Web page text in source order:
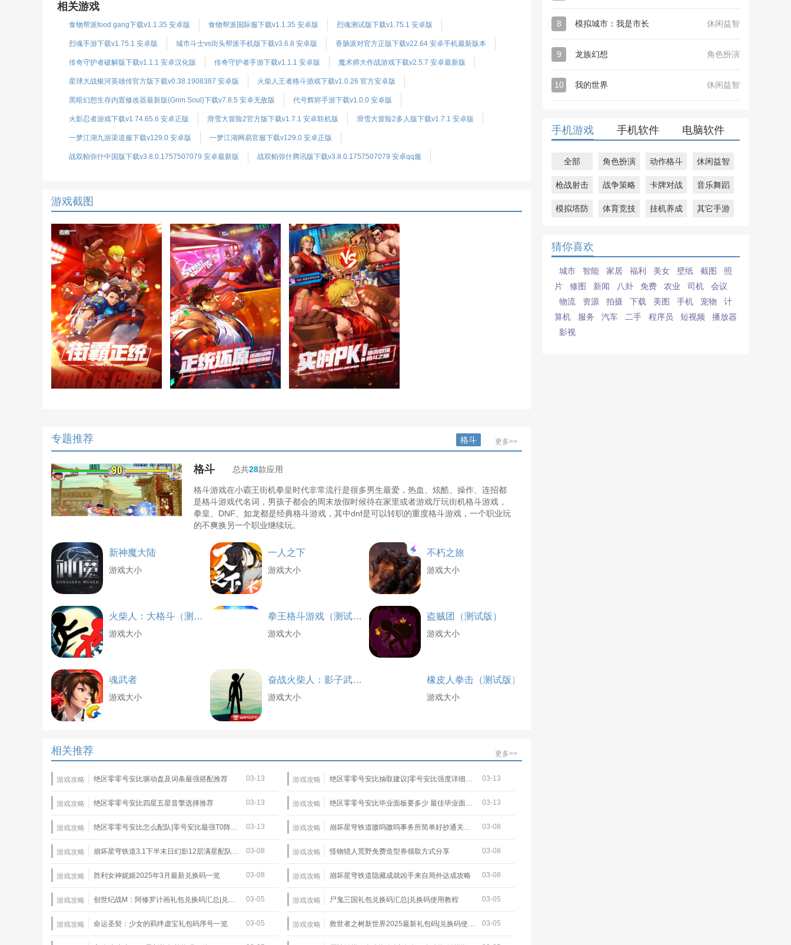
相关游戏
食物帮派food gang下载v1.1.35 安卓版 食物帮派国际服下载v1.1.35 安卓版 烈魂测试版下载v1.75.1 安卓版
烈魂手游下载v1.75.1 安卓版 城市斗士vs街头帮派手机版下载v3.6.8 安卓版 香肠派对官方正版下载v22.64 安卓手机最新版本
传奇守护者破解版下载v1.1.1 安卓汉化版 传奇守护者手游下载v1.1.1 安卓版 魔术师大作战游戏下载v2.5.7 安卓最新版
星球大战银河英雄传官方版下载v0.38.1908387 安卓版 火柴人王者格斗游戏下载v1.0.26 官方安卓版
黑暗幻想生存内置修改器最新版(Grim Soul)下载v7.8.5 安卓无敌版 代号辉烬手游下载v1.0.0 安卓版
火影忍者游戏下载v1.74.65.6 安卓正版 滑雪大冒险2官方版下载v1.7.1 安卓联机版 滑雪大冒险2多人版下载v1.7.1 安卓版
一梦江湖九游渠道服下载v129.0 安卓版 一梦江湖网易官服下载v129.0 安卓正版
战双帕弥什中国版下载v3.8.0.1757507079 安卓最新版 战双帕弥什腾讯版下载v3.8.0.1757507079 安卓qq服
游戏截图
专题推荐 格斗 更多>>
格斗 总共28款应用
格斗游戏在小霸王街机拳皇时代非常流行是很多男生最爱，热血、炫酷、操作、连招都
是格斗游戏代名词，男孩子都会的周末放假时候待在家里或者游戏厅玩街机格斗游戏，
拳皇、DNF、如龙都是经典格斗游戏，其中dnf是可以转职的重度格斗游戏，一个职业玩
的不爽换另一个职业继续玩。
新神魔大陆
游戏大小
一人之下
游戏大小
不朽之旅
游戏大小
火柴人：大格斗（测试版）
游戏大小
拳王格斗游戏（测试版）
游戏大小
盗贼团（测试版）
游戏大小
魂武者
游戏大小
奋战火柴人：影子武士（测试版）
游戏大小
橡皮人拳击（测试版）
游戏大小
相关推荐 更多>>
游戏攻略 绝区零零号安比驱动盘及词条最强搭配推荐 03-13 游戏攻略 绝区零零号安比抽取建议|零号安比强度详细介绍 03-13
游戏攻略 绝区零零号安比四星五星音擎选择推荐 03-13 游戏攻略 绝区零零号安比毕业面板要多少 最佳毕业面板一览 03-13
游戏攻略 绝区零零号安比怎么配队|零号安比最强T0阵容推荐 03-13 游戏攻略 崩坏星穹铁道嗷呜嗷呜事务所简单好抄通关攻略 03-08
游戏攻略 崩坏星穹铁道3.1下半末日幻影12层满星配队推荐 03-08 游戏攻略 怪物猎人荒野免费造型券领取方式分享 03-08
游戏攻略 胜利女神妮姬2025年3月最新兑换码一览 03-08 游戏攻略 崩坏星穹铁道隐藏成就凶手来自局外达成攻略 03-08
游戏攻略 创世纪战M：阿修罗计画礼包兑换码汇总|兑换码使用教程 03-05 游戏攻略 尸鬼三国礼包兑换码汇总|兑换码使用教程 03-05
游戏攻略 命运圣契：少女的羁绊虚宝礼包码序号一览 03-05 游戏攻略 救世者之树新世界2025最新礼包码|兑换码使用教程 03-05
8 模拟城市：我是市长 休闲益智
9 龙族幻想 角色扮演
10 我的世界 休闲益智
手机游戏 手机软件 电脑软件
全部 角色扮演 动作格斗 休闲益智
枪战射击 战争策略 卡牌对战 音乐舞蹈
模拟塔防 体育竞技 挂机养成 其它手游
猜你喜欢
城市 智能 家居 福利 美女 壁纸 截图
照
片
修图 新闻 八卦 免费 农业 司机
会议
物流
资源 拍摄 下载 美图 手机 宠物
计
算机
服务 汽车 二手 程序员 短视频
播放器
影视